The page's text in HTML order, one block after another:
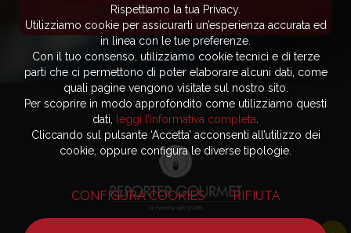
Rispettiamo la tua Privacy.
Utilizziamo cookie per assicurarti un’esperienza accurata ed
in linea con le tue preferenze.
Con il tuo consenso, utilizziamo cookie tecnici e di terze
parti che ci permettono di poter elaborare alcuni dati, come
quali pagine vengono visitate sul nostro sito.
Per scoprire in modo approfondito come utilizziamo questi
dati,
leggi l’informativa completa
Cliccando sul pulsante ‘Accetta’ acconsenti all’utilizzo dei
cookie, oppure configura le diverse tipologie.
CONFIGURA COOKIES RIFIUTA